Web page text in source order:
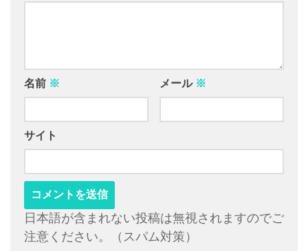
名前 ※ メール ※
サイト
日本語が含まれない投稿は無視されますのでご
注意ください。（スパム対策）